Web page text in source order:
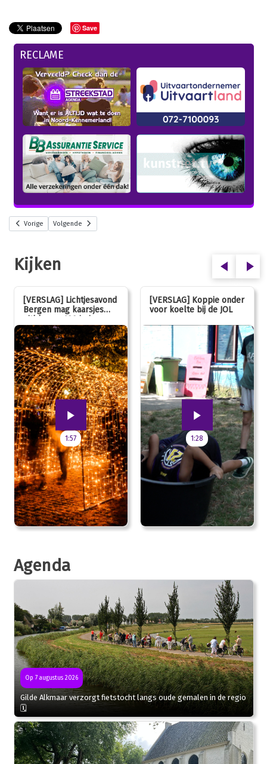
Save
RECLAME
Vorige Volgende
Kijken
[VERSLAG] Lichtjesavond
Bergen mag kaarsjes
uitblazen: 100 jarig
jubileum!
1:57
[VERSLAG] Koppie onder
voor koelte bij de JOL
1:28
Agenda
Op 7 augustus 2026
Gilde Alkmaar verzorgt fietstocht langs oude gemalen in de regio
🗓